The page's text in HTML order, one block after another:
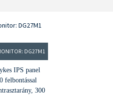
DG27M1
IPS panel
felbontással
300